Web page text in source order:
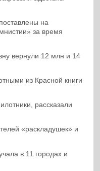
на
за время
вернули 12 млн и 14
из Красной книги
рассказали
«раскладушек» и
в 11 городах и